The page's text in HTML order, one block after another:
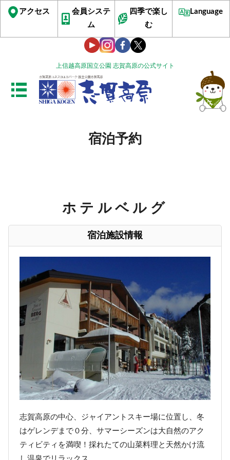
上信越高原国立公園 志賀高原の公式サイト
アクセス
会員システ
ム
四季で楽し
む
Language
宿泊予約
ホテルベルグ
宿泊施設情報
志賀高原の中心、ジャイアントスキー場に位置し、冬
はゲレンデまで０分、サマーシーズンは大自然のアク
ティビティを満喫！採れたての山菜料理と天然かけ流